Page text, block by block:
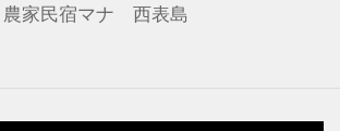
農家民宿マナ 西表島